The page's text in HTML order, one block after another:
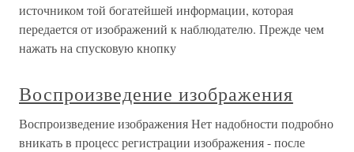
источником той богатейшей информации, которая
передается от изображений к наблюдателю. Прежде чем
нажать на спусковую кнопку
Воспроизведение изображения
Воспроизведение изображения Нет надобности подробно
вникать в процесс регистрации изображения - после